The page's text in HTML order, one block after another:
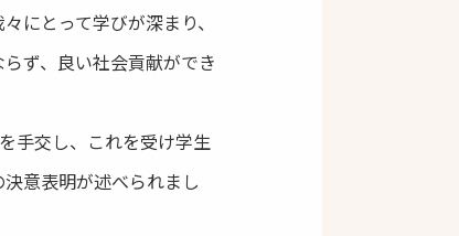
にとって学びが深まり、
ず、良い社会貢献ができ
手交し、これを受け学生
意表明が述べられまし